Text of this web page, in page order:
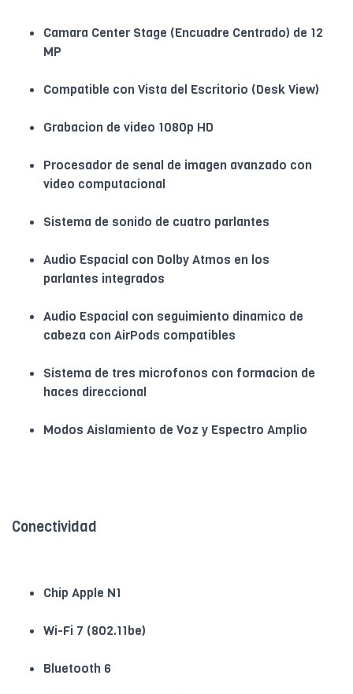
Camara Center Stage (Encuadre Centrado) de 12
MP
Compatible con Vista del Escritorio (Desk View)
Grabacion de video 1080p HD
Procesador de senal de imagen avanzado con
video computacional
Sistema de sonido de cuatro parlantes
Audio Espacial con Dolby Atmos en los
parlantes integrados
Audio Espacial con seguimiento dinamico de
cabeza con AirPods compatibles
Sistema de tres microfonos con formacion de
haces direccional
Modos Aislamiento de Voz y Espectro Amplio
Conectividad
Chip Apple N1
Wi-Fi 7 (802.11be)
Bluetooth 6